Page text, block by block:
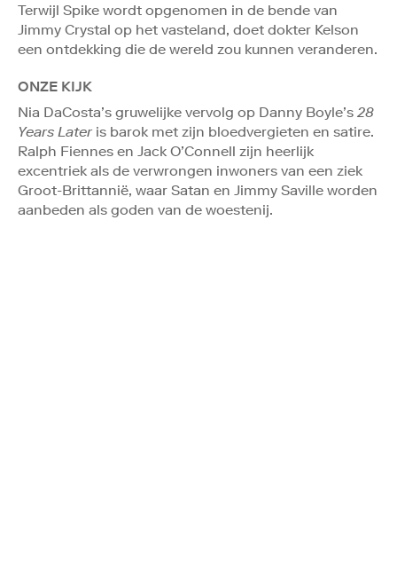
Terwijl Spike wordt opgenomen in de bende van
Jimmy Crystal op het vasteland, doet dokter Kelson
een ontdekking die de wereld zou kunnen veranderen.
ONZE KIJK
Nia DaCosta’s gruwelijke vervolg op Danny Boyle’s 28
Years Lateris barok met zijn bloedvergieten en satire.
Ralph Fiennes en Jack O’Connell zijn heerlijk
excentriek als de verwrongen inwoners van een ziek
Groot-Brittannië, waar Satan en Jimmy Saville worden
aanbeden als goden van de woestenij.